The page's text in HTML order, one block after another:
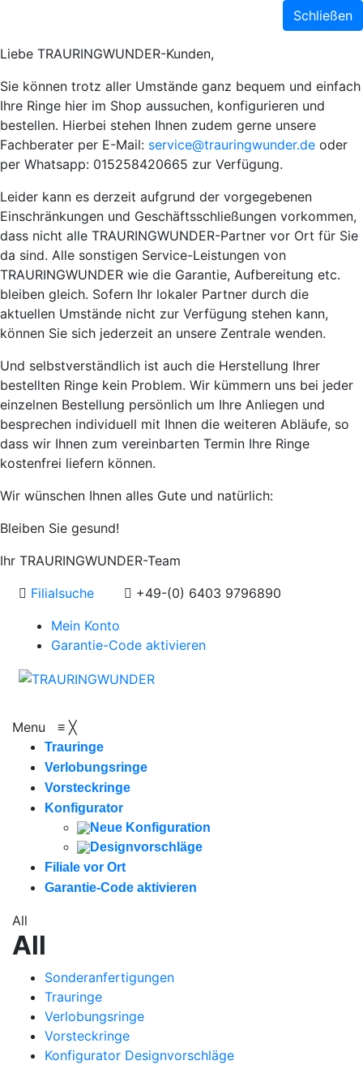
Schließen
Liebe TRAURINGWUNDER-Kunden,
Sie können trotz aller Umstände ganz bequem und einfach
Ihre Ringe hier im Shop aussuchen, konfigurieren und
bestellen. Hierbei stehen Ihnen zudem gerne unsere
Fachberater per E-Mail: service@trauringwunder.de oder
per Whatsapp: 015258420665 zur Verfügung.
Leider kann es derzeit aufgrund der vorgegebenen
Einschränkungen und Geschäftsschließungen vorkommen,
dass nicht alle TRAURINGWUNDER-Partner vor Ort für Sie
da sind. Alle sonstigen Service-Leistungen von
TRAURINGWUNDER wie die Garantie, Aufbereitung etc.
bleiben gleich. Sofern Ihr lokaler Partner durch die
aktuellen Umstände nicht zur Verfügung stehen kann,
können Sie sich jederzeit an unsere Zentrale wenden.
Und selbstverständlich ist auch die Herstellung Ihrer
bestellten Ringe kein Problem. Wir kümmern uns bei jeder
einzelnen Bestellung persönlich um Ihre Anliegen und
besprechen individuell mit Ihnen die weiteren Abläufe, so
dass wir Ihnen zum vereinbarten Termin Ihre Ringe
kostenfrei liefern können.
Wir wünschen Ihnen alles Gute und natürlich:
Bleiben Sie gesund!
Ihr TRAURINGWUNDER-Team
Filialsuche
+49-(0) 6403 9796890
Mein Konto
Garantie-Code aktivieren
Menu ≡ ╳
Trauringe
Verlobungsringe
Vorsteckringe
Konfigurator
Neue Konfiguration
Designvorschläge
Filiale vor Ort
Garantie-Code aktivieren
All
All
Sonderanfertigungen
Trauringe
Verlobungsringe
Vorsteckringe
Konfigurator Designvorschläge